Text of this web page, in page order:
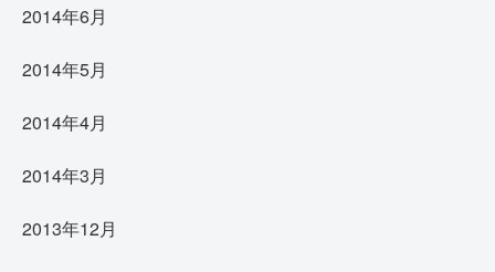
2014年6月
2014年5月
2014年4月
2014年3月
2013年12月